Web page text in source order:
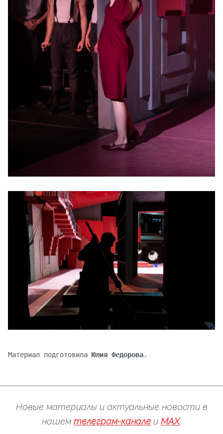
Материал подготовила Юлия Федорова.
Новые материалы и актуальные новости в
нашем телеграм-канале и MAX.